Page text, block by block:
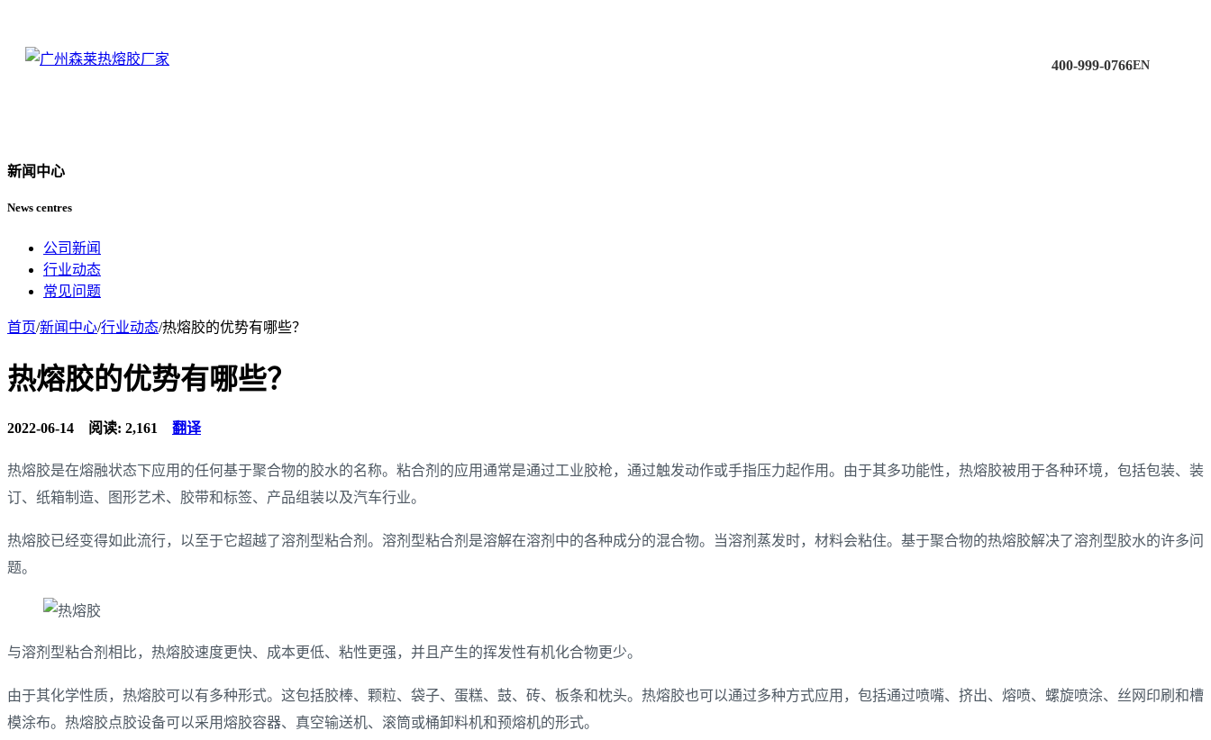
400-999-0766EN
新闻中心
News centres
公司新闻
行业动态
常见问题
首页/新闻中心/行业动态/热熔胶的优势有哪些？
热熔胶的优势有哪些？
2022-06-14 阅读: 2,161 翻译
热熔胶是在熔融状态下应用的任何基于聚合物的胶水的名称。粘合剂的应用通常是通过工业胶枪，通过触发动作或手指压力起作用。由于其多功能性，热熔胶被用于各种环境，包括包装、装
订、纸箱制造、图形艺术、胶带和标签、产品组装以及汽车行业。
热熔胶已经变得如此流行，以至于它超越了溶剂型粘合剂。溶剂型粘合剂是溶解在溶剂中的各种成分的混合物。当溶剂蒸发时，材料会粘住。基于聚合物的热熔胶解决了溶剂型胶水的许多问
题。
与溶剂型粘合剂相比，热熔胶速度更快、成本更低、粘性更强，并且产生的挥发性有机化合物更少。
由于其化学性质，热熔胶可以有多种形式。这包括胶棒、颗粒、袋子、蛋糕、鼓、砖、板条和枕头。热熔胶也可以通过多种方式应用，包括通过喷嘴、挤出、熔喷、螺旋喷涂、丝网印刷和槽
模涂布。热熔胶点胶设备可以采用熔胶容器、真空输送机、滚筒或桶卸料机和预熔机的形式。